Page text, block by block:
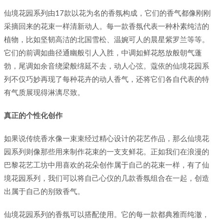
仙境花园系列由17款以花为名的香氛构成，它们的香气都像刚刚
采摘回来的花束一样清新动人。每一款香氛代表一种朴素纯洁的
植物，比如坚韧高洁的北国雪松、温婉可人的晨星紫罗兰等等。
它们的前调如曲径通幽般引人入胜，中调如鲜花怒放般朝气蓬
勃，尾调如余音绕梁般绵延不去，动人心弦。蔻依的仙境花园系
列不仅巧妙再现了每种花卉的动人香气，还将它们各自代表的特
有气质展现得淋漓尽致。
真正的个性化创作
如果说传统香水像一束束经过精心设计的花艺作品，那么仙境花
园系列则像那些用来制作花束的一支支鲜花。正如我们在浪漫的
巴黎花艺工坊中用喜欢的花朵创作属于自己的花束一样，有了仙
境花园系列，我们可以将自己心仪的几款香氛组合在一起，创造
出属于自己的别致香气。
仙境花园系列的香氛可以搭配使用。它的每一款都典雅而纯澈，